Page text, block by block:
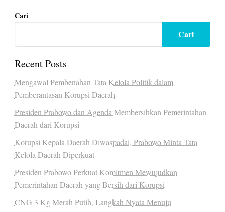
Cari
Cari
Recent Posts
Mengawal Pembenahan Tata Kelola Politik dalam
Pemberantasan Korupsi Daerah
Presiden Prabowo dan Agenda Membersihkan Pemerintahan
Daerah dari Korupsi
Korupsi Kepala Daerah Diwaspadai, Prabowo Minta Tata
Kelola Daerah Diperkuat
Presiden Prabowo Perkuat Komitmen Mewujudkan
Pemerintahan Daerah yang Bersih dari Korupsi
CNG 3 Kg Merah Putih, Langkah Nyata Menuju